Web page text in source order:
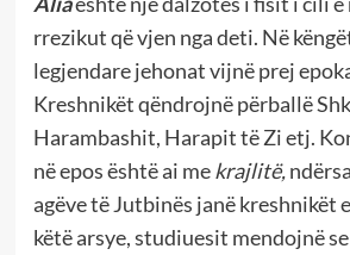
rrezikut që vjen nga deti. Në
legjendare jehonat vijnë prej
Kreshnikët qëndrojnë përballë
Harambashit, Harapit të Zi etj.
në epos është ai me krajlitë,
agëve të Jutbinës janë kreshnikët
këtë arsye, studiuesit mendojnë se